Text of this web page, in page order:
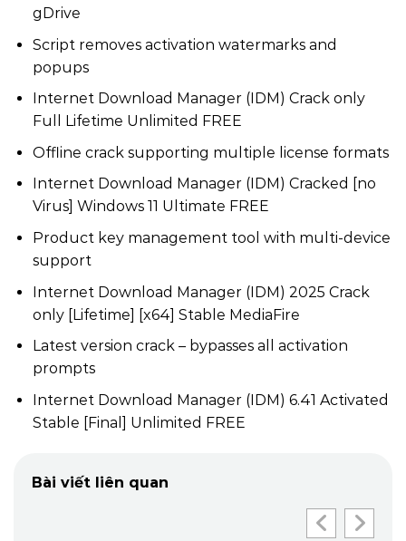
gDrive
Script removes activation watermarks and
popups
Internet Download Manager (IDM) Crack only
Full Lifetime Unlimited FREE
Offline crack supporting multiple license formats
Internet Download Manager (IDM) Cracked [no
Virus] Windows 11 Ultimate FREE
Product key management tool with multi-device
support
Internet Download Manager (IDM) 2025 Crack
only [Lifetime] [x64] Stable MediaFire
Latest version crack – bypasses all activation
prompts
Internet Download Manager (IDM) 6.41 Activated
Stable [Final] Unlimited FREE
Bài viết liên quan